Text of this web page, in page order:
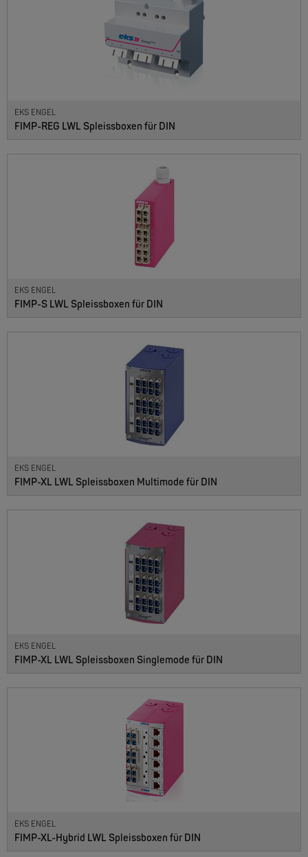
EKS ENGEL
FIMP-REG LWL Spleissboxen für DIN
EKS ENGEL
FIMP-S LWL Spleissboxen für DIN
EKS ENGEL
FIMP-XL LWL Spleissboxen Multimode für DIN
EKS ENGEL
FIMP-XL LWL Spleissboxen Singlemode für DIN
EKS ENGEL
FIMP-XL-Hybrid LWL Spleissboxen für DIN